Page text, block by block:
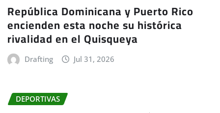
República Dominicana y Puerto Rico
encienden esta noche su histórica
rivalidad en el Quisqueya
Drafting Jul 31, 2026
DEPORTIVAS